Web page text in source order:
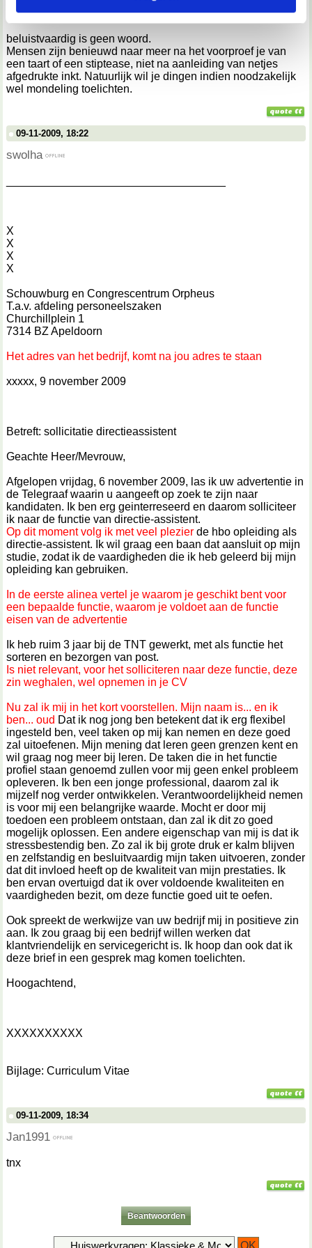
kunnen ontvangen en verwerken.
rijden. Hoezo? Concreet! Uit welke situatie blijkt dat?!
beluistvaardig is geen woord.
Mensen zijn benieuwd naar meer na het voorproef je van
een taart of een stiptease, niet na aanleiding van netjes
afgedrukte inkt. Natuurlijk wil je dingen indien noodzakelijk
wel mondeling toelichten.
09-11-2009, 18:22
swolha
X
X
X
X
Schouwburg en Congrescentrum Orpheus
T.a.v. afdeling personeelszaken
Churchillplein 1
7314 BZ Apeldoorn
Het adres van het bedrijf, komt na jou adres te staan
xxxxx, 9 november 2009
Betreft: sollicitatie directieassistent
Geachte Heer/Mevrouw,
Afgelopen vrijdag, 6 november 2009, las ik uw advertentie in
de Telegraaf waarin u aangeeft op zoek te zijn naar
kandidaten. Ik ben erg geinterreseerd en daarom solliciteer
ik naar de functie van directie-assistent.
Op dit moment volg ik met veel plezier de hbo opleiding als
directie-assistent. Ik wil graag een baan dat aansluit op mijn
studie, zodat ik de vaardigheden die ik heb geleerd bij mijn
opleiding kan gebruiken.
In de eerste alinea vertel je waarom je geschikt bent voor
een bepaalde functie, waarom je voldoet aan de functie
eisen van de advertentie
Ik heb ruim 3 jaar bij de TNT gewerkt, met als functie het
sorteren en bezorgen van post.
Is niet relevant, voor het solliciteren naar deze functie, deze
zin weghalen, wel opnemen in je CV
Nu zal ik mij in het kort voorstellen. Mijn naam is... en ik
ben... oud Dat ik nog jong ben betekent dat ik erg flexibel
ingesteld ben, veel taken op mij kan nemen en deze goed
zal uitoefenen. Mijn mening dat leren geen grenzen kent en
wil graag nog meer bij leren. De taken die in het functie
profiel staan genoemd zullen voor mij geen enkel probleem
opleveren. Ik ben een jonge professional, daarom zal ik
mijzelf nog verder ontwikkelen. Verantwoordelijkheid nemen
is voor mij een belangrijke waarde. Mocht er door mij
toedoen een probleem ontstaan, dan zal ik dit zo goed
mogelijk oplossen. Een andere eigenschap van mij is dat ik
stressbestendig ben. Zo zal ik bij grote druk er kalm blijven
en zelfstandig en besluitvaardig mijn taken uitvoeren, zonder
dat dit invloed heeft op de kwaliteit van mijn prestaties. Ik
ben ervan overtuigd dat ik over voldoende kwaliteiten en
vaardigheden bezit, om deze functie goed uit te oefen.
Ook spreekt de werkwijze van uw bedrijf mij in positieve zin
aan. Ik zou graag bij een bedrijf willen werken dat
klantvriendelijk en servicegericht is. Ik hoop dan ook dat ik
deze brief in een gesprek mag komen toelichten.
Hoogachtend,
XXXXXXXXXX
Bijlage: Curriculum Vitae
09-11-2009, 18:34
Jan1991
tnx
Beantwoorden